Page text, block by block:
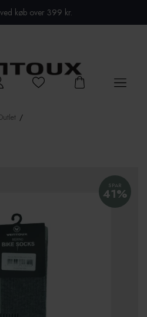
køb over 399 kr.
/
SPAR
41%